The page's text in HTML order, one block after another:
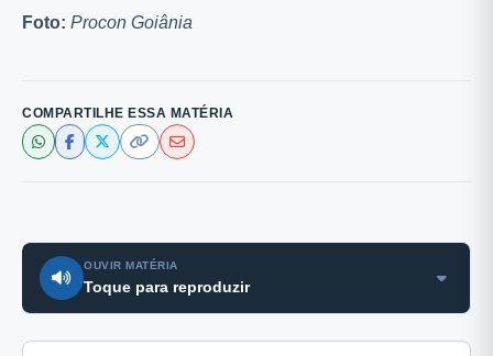
Foto: Procon Goiânia
COMPARTILHE ESSA MATÉRIA
OUVIR MATÉRIA
Toque para reproduzir